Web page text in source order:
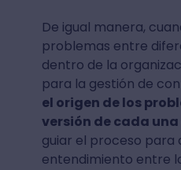
De igual manera,
problemas entre
dentro de la
para la gestión de
el origen de los
versión de cada
guiar el proceso para
entendimiento entre